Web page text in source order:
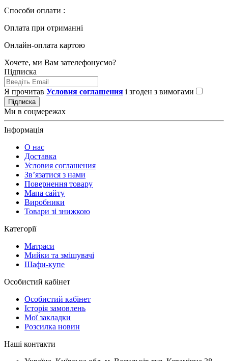
Способи оплати :
Оплата при отриманні
Онлайн-оплата картою
Хочете, ми Вам зателефонуємо?
Підписка
Я прочитав Условия соглашения і згоден з вимогами
Підписка
Ми в соцмережах
Інформація
О нас
Доставка
Условия соглашения
Зв’язатися з нами
Повернення товару
Мапа сайту
Виробники
Товари зі знижкою
Категорії
Матраси
Мийки та змішувачі
Шафи-купе
Особистий кабінет
Особистий кабінет
Історія замовлень
Мої закладки
Розсилка новин
Наші контакти